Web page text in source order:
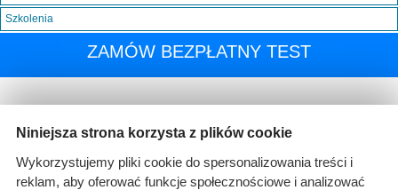
Szkolenia
ZAMÓW BEZPŁATNY TEST
Niniejsza strona korzysta z plików cookie
Wykorzystujemy pliki cookie do spersonalizowania treści i
reklam, aby oferować funkcje społecznościowe i analizować